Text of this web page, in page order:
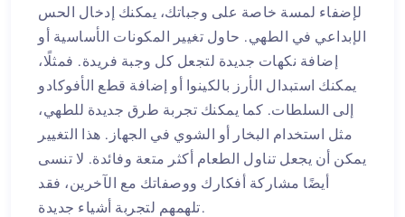
لإضفاء لمسة خاصة على وجباتك، يمكنك إدخال الحس
الإبداعي في الطهي. حاول تغيير المكونات الأساسية أو
إضافة نكهات جديدة لتجعل كل وجبة فريدة. فمثلًا،
يمكنك استبدال الأرز بالكينوا أو إضافة قطع الأفوكادو
إلى السلطات. كما يمكنك تجربة طرق جديدة للطهي،
مثل استخدام البخار أو الشوي في الجهاز. هذا التغيير
يمكن أن يجعل تناول الطعام أكثر متعة وفائدة. لا تنسى
أيضًا مشاركة أفكارك ووصفاتك مع الآخرين، فقد
تلهمهم لتجربة أشياء جديدة.